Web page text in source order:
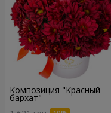
Композиция "Красный
бархат"